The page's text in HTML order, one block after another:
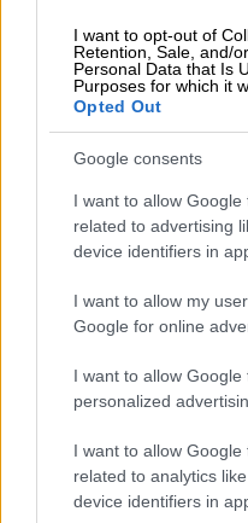
I want to opt-out of
Retention, Sale, and/
Personal Data that Is
Purposes for which it
Opted Out
Google consents
I want to allow
related to advertising
device identifiers in
I want to allow my
Google for online
I want to allow Google
personalized
I want to allow
related to analytics
device identifiers in
«Σε δυο μήνες θα
συγκλονιστική
Παπαδόπουλου
καρκίνο
Δεν άφησα το
όπως «αν θα